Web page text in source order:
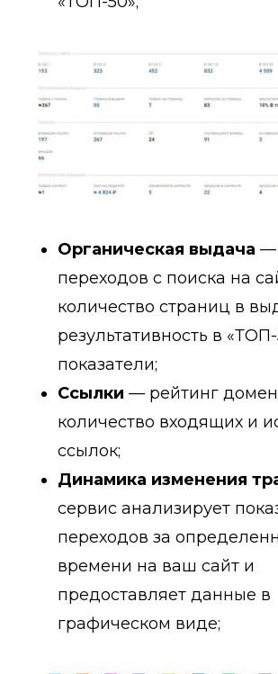
Органическая выдача —
переходов с поиска на
количество страниц в
результативность в
показатели;
Ссылки — рейтинг
количество входящих и
ссылок;
Динамика изменения
сервис анализирует
переходов за
времени на ваш сайт и
предоставляет данные в
графическом виде;